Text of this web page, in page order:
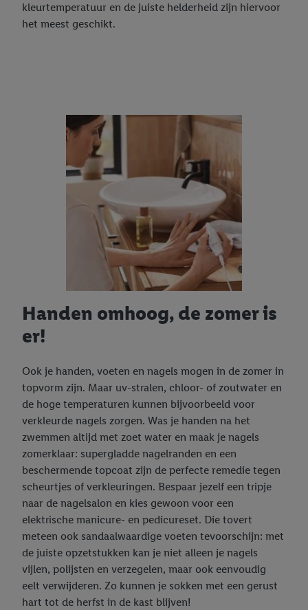
kleurtemperatuur en de juiste helderheid zijn hiervoor
het meest geschikt.
Handen omhoog, de zomer is
er!
Ook je handen, voeten en nagels mogen in de zomer in
topvorm zijn. Maar uv-stralen, chloor- of zoutwater en
de hoge temperaturen kunnen bijvoorbeeld voor
verkleurde nagels zorgen. Was je handen na het
zwemmen altijd met zoet water en maak je nagels
zomerklaar: supergladde nagelranden en een
beschermende topcoat zijn de perfecte remedie tegen
scheurtjes of verkleuringen. Bespaar jezelf een tripje
naar de nagelsalon en kies gewoon voor een
elektrische manicure- en pedicureset. Die tovert
meteen ook sandaalwaardige voeten tevoorschijn: met
de juiste opzetstukken kan je niet alleen je nagels
vijlen, polijsten en verzegelen, maar ook eenvoudig
eelt verwijderen. Zo kunnen je sokken met een gerust
hart tot de herfst in de kast blijven!
tonen. Voor dit doel kan jouw gehashte e-mailadres ook worden
samengevoegd met andere identifiers of met identifiers die
in een winkelmandje van een online winkel te plaatsen maar het
niet te kopen). De retargeting advertenties kunnen op
verschillende eindapparaten en binnen verschillende Lidl-
diensten worden weergegeven, als verschillende eindapparaten
en Lidl-diensten, met behulp van jouw gehashte e-mailadres en
met eventuele andere identifiers of met identifiers waarover
Criteo S.A. beschikt, aan jou kunnen worden toegewezen.
Onder "Aanpassen" kun je aangeven met welke cookies en
vergelijkbare technieken en met welke verwerkingsdoeleinden
je instemt. Verder kan je er meer informatie vinden over de
technisch noodzakelijke cookies en vergelijkbare technieken
worden gebruikt.
Door op "Akkoord" te klikken, stem je in met alle verwerkingen
inclusief over de opslagperiode van de gegevens en je recht om
jouw toestemming op elk gewenst moment in te trekken, vind je
in onzeprivacyverklaring
Je vindt de impressum voor de Lidl
Klikhier
voor meer informatie over de cookies die